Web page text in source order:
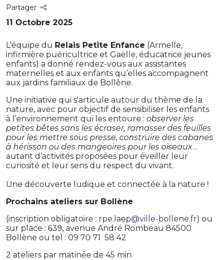
Partager
11 Octobre 2025
L’équipe du Relais Petite Enfance (Armelle,
infirmière puéricultrice et Gaëlle, éducatrice jeunes
enfants) a donné rendez-vous aux assistantes
maternelles et aux enfants qu’elles accompagnent
aux jardins familiaux de Bollène.
Une initiative qui s'articule autour du thème de la
nature, avec pour objectif de sensibiliser les enfants
à l’environnement qui les entoure : observer les
petites bêtes sans les écraser, ramasser des feuilles
pour les mettre sous presse, construire des cabanes
à hérisson ou des mangeoires pour les oiseaux…
autant d’activités proposées pour éveiller leur
curiosité et leur sens du respect du vivant.
Une découverte ludique et connectée à la nature !
Prochains ateliers sur Bollène
(inscription obligatoire : rpe.laep@ville-bollene.fr) ou
sur place : 639, avenue André Rombeau 84500
Bollène ou tel : 09 70 71 58 42
2 ateliers par matinée de 45 min